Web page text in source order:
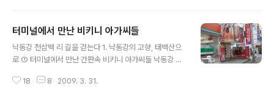
다. 낙동강의 발원지 태백산으로 가는 것이다. 초석님은 회
원이다. 내일은 근무를 해야 하는 날이지만 치과의원 문도
닫고 오는 중이라고 했다. 대화를 통해 그가 신정일 선생의
오면 입에 침이 마르는 줄 몰랐다. “주말엔 쉬어야지요. 우
터미널에서 만난 비키니 아가씨들
낙동강 천삼백 리 길을 걷는다 1. 낙동강의 고향, 태백산으
로 ① 터미널에서 만난 간판속 비키니 아가씨들 낙동강 천
기서 회원인 초석님을 만나 함께 차를 타고 태백으로 향할
18 8 2009. 3. 31.